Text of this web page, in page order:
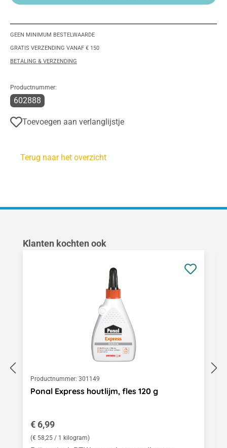
GEEN MINIMUM BESTELWAARDE
GRATIS VERZENDING VANAF € 150
BETALING & VERZENDING
Productnummer:
602888
Toevoegen aan verlanglijstje
Terug naar het overzicht
Productgalerij overslaan
Klanten kochten ook
Productnummer: 301149
Ponal Express houtlijm, fles 120 g
Normale prijs:
€ 6,99
(€ 58,25 / 1 kilogram)